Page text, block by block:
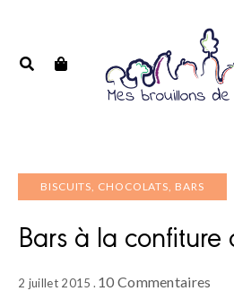
BISCUITS, CHOCOLATS, BARS
Bars à la confiture
2 juillet 2015 10 Commentaires